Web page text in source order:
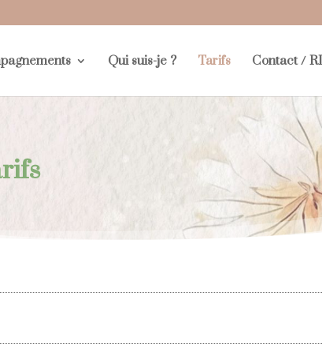
Qui suis-je ? Tarifs Contact /